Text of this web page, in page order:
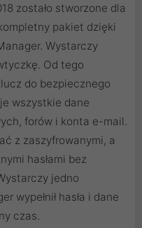
zostało stworzone dla
pakiet dzięki
Wystarczy
Od tego
do bezpiecznego
wszystkie dane
forów i konta e-mail.
z zaszyfrowanymi, a
hasłami bez
jedno
wypełnił hasła i dane
czas.